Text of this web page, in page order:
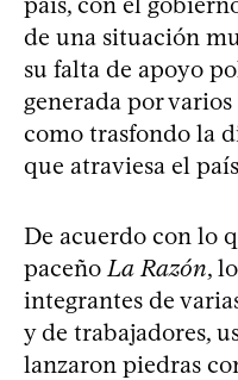
de una situación
su falta de apoyo
generada por
como trasfondo la
que atraviesa el
De acuerdo con lo
paceño La Razón,
integrantes de
y de trabajadores,
lanzaron piedras